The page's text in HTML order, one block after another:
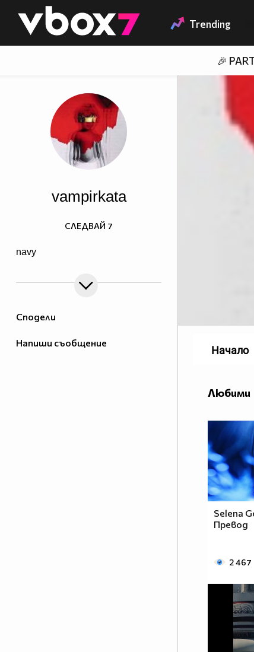
👾 Trending
🎉
Сподели
Напиши съобщение
vampirkata
navy
СЛЕДВАЙ 7
Любими
Selena
Превод
2 467
Начало